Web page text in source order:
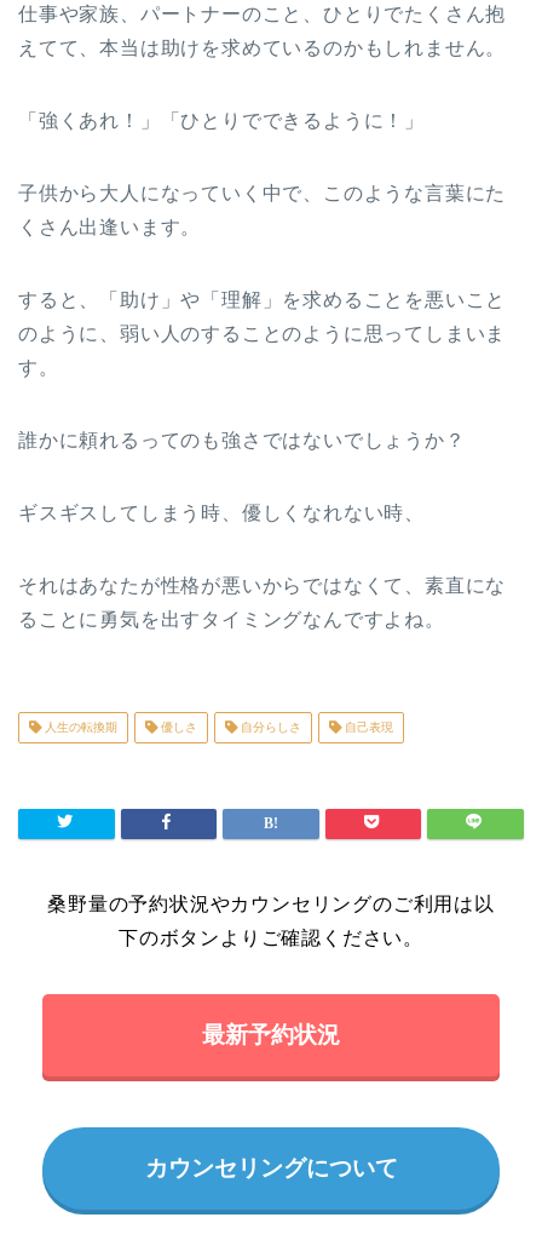
仕事や家族、パートナーのこと、ひとりでたくさん抱
えてて、本当は助けを求めているのかもしれません。
「強くあれ！」「ひとりでできるように！」
子供から大人になっていく中で、このような言葉にた
くさん出逢います。
すると、「助け」や「理解」を求めることを悪いこと
のように、弱い人のすることのように思ってしまいま
す。
誰かに頼れるってのも強さではないでしょうか？
ギスギスしてしまう時、優しくなれない時、
それはあなたが性格が悪いからではなくて、素直にな
ることに勇気を出すタイミングなんですよね。
人生の転換期 優しさ 自分らしさ 自己表現
桑野量の予約状況やカウンセリングのご利用は以
下のボタンよりご確認ください。
最新予約状況
カウンセリングについて